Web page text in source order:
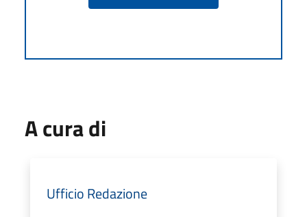
A cura di
Ufficio Redazione